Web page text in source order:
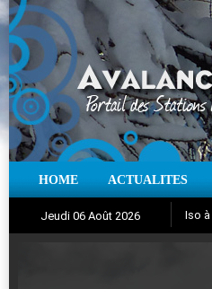
HOME ACTUALITES
Jeudi 06 Août 2026 Iso à